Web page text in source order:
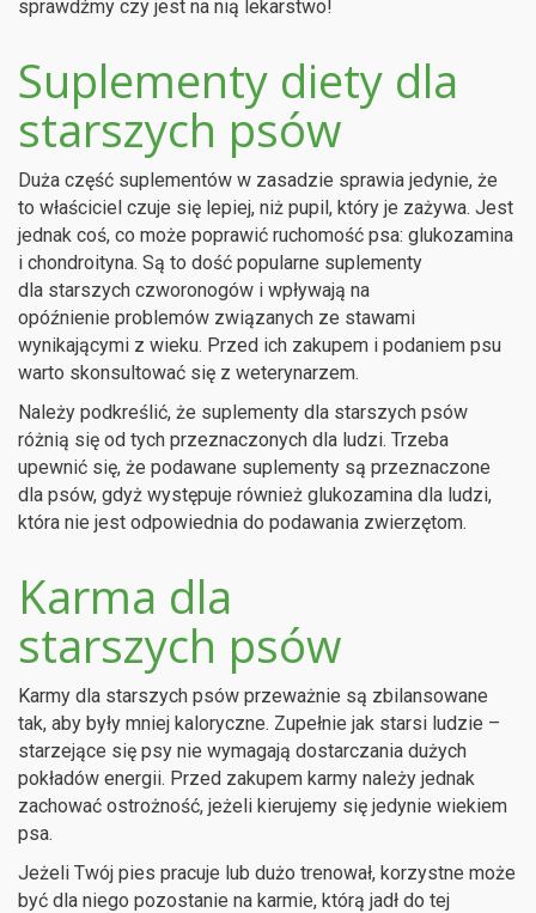
sprawdźmy czy jest na nią lekarstwo!
Suplementy diety dla
starszych psów
Duża część suplementów w zasadzie sprawia jedynie, że
to właściciel czuje się lepiej, niż pupil, który je zażywa. Jest
jednak coś, co może poprawić ruchomość psa: glukozamina
i chondroityna. Są to dość popularne suplementy
dla starszych czworonogów i wpływają na
opóźnienie problemów związanych ze stawami
wynikającymi z wieku. Przed ich zakupem i podaniem psu
warto skonsultować się z weterynarzem.
Należy podkreślić, że suplementy dla starszych psów
różnią się od tych przeznaczonych dla ludzi. Trzeba
upewnić się, że podawane suplementy są przeznaczone
dla psów, gdyż występuje również glukozamina dla ludzi,
która nie jest odpowiednia do podawania zwierzętom.
Karma dla
starszych psów
Karmy dla starszych psów przeważnie są zbilansowane
tak, aby były mniej kaloryczne. Zupełnie jak starsi ludzie –
starzejące się psy nie wymagają dostarczania dużych
pokładów energii. Przed zakupem karmy należy jednak
zachować ostrożność, jeżeli kierujemy się jedynie wiekiem
psa.
Jeżeli Twój pies pracuje lub dużo trenował, korzystne może
być dla niego pozostanie na karmie, którą jadł do tej